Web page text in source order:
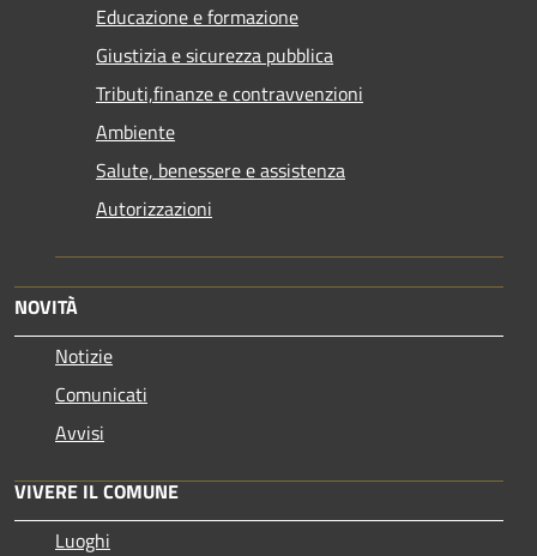
Educazione e formazione
Giustizia e sicurezza pubblica
Tributi,finanze e contravvenzioni
Ambiente
Salute, benessere e assistenza
Autorizzazioni
NOVITÀ
Notizie
Comunicati
Avvisi
VIVERE IL COMUNE
Luoghi